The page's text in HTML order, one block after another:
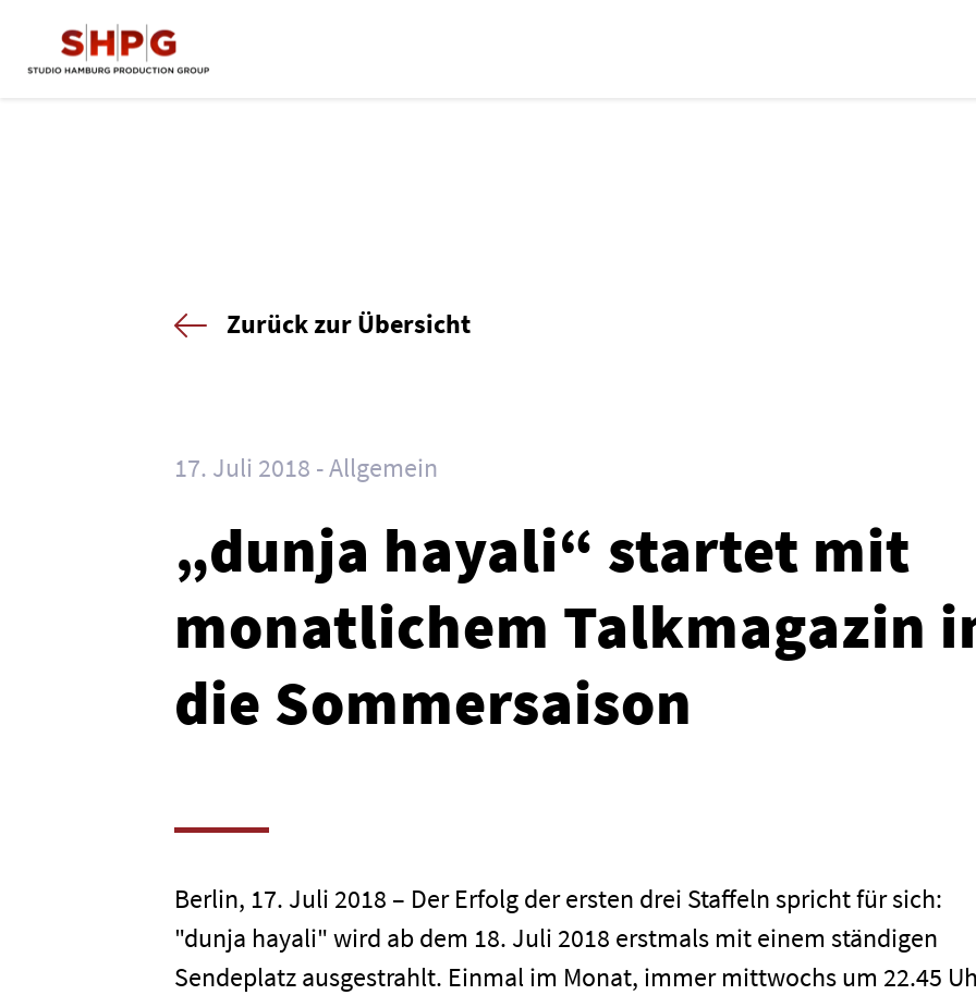
Zurück zur Übersicht
17. Juli 2018 Allgemein
„dunja hayali“ startet mit
monatlichem Talkmagazin
die Sommersaison
Berlin, 17. Juli 2018 – Der Erfolg der ersten drei Staffeln spricht für sich:
"dunja hayali" wird ab dem 18. Juli 2018 erstmals mit einem ständigen
Sendeplatz ausgestrahlt. Einmal im Monat, immer mittwochs um 22.45